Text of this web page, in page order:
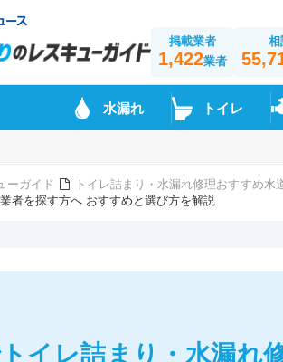
掲載業者
1,422業者
相
水漏れ トイレ
ーガイド トイレ詰まり・水漏れ修理おすすめ
者を探す方へ おすすめと選び方を解説
イレ詰まり・水漏れ